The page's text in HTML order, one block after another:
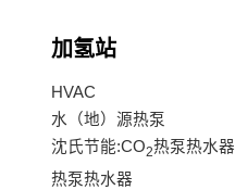
加氢站
HVAC
水（地）源热泵
沈氏节能:CO2热泵热水器
热泵热水器